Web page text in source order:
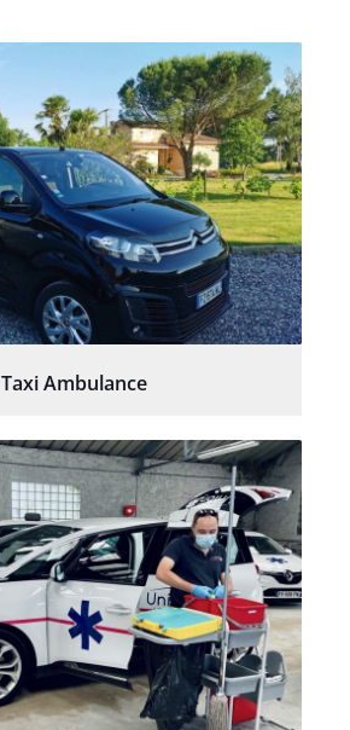
Taxi Ambulance